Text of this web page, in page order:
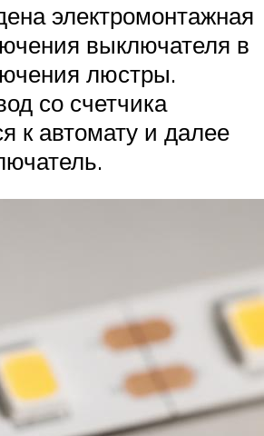
электромонтажная
выключателя в
люстры.
со счетчика
к автомату и далее